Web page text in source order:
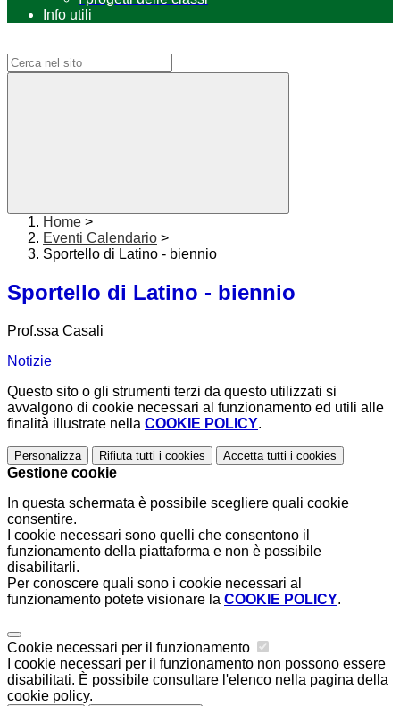
Info utili
Home >
Eventi Calendario >
Sportello di Latino - biennio
Sportello di Latino - biennio
Prof.ssa Casali
Notizie
Questo sito o gli strumenti terzi da questo utilizzati si
avvalgono di cookie necessari al funzionamento ed utili alle
finalità illustrate nella COOKIE POLICY.
Personalizza Rifiuta tutti i cookies Accetta tutti i cookies
Gestione cookie
In questa schermata è possibile scegliere quali cookie
consentire.
I cookie necessari sono quelli che consentono il
funzionamento della piattaforma e non è possibile
disabilitarli.
Per conoscere quali sono i cookie necessari al
funzionamento potete visionare la COOKIE POLICY.
Cookie necessari per il funzionamento
I cookie necessari per il funzionamento non possono essere
disabilitati. È possibile consultare l'elenco nella pagina della
cookie policy.